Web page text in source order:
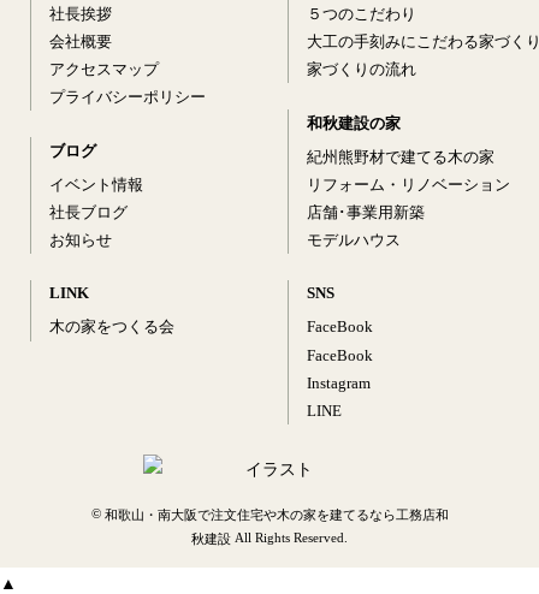
社長挨拶
会社概要
アクセスマップ
プライバシーポリシー
ブログ
イベント情報
社長ブログ
お知らせ
LINK
木の家をつくる会
５つのこだわり
大工の手刻みにこだわる家づく
家づくりの流れ
和秋建設の家
紀州熊野材で建てる木の家
リフォーム・リノベーション
店舗･事業用新築
モデルハウス
SNS
FaceBook
FaceBook
Instagram
LINE
© 和歌山・南大阪で注文住宅や木の家を建てるなら工務店和
秋建設 All Rights Reserved.
▲